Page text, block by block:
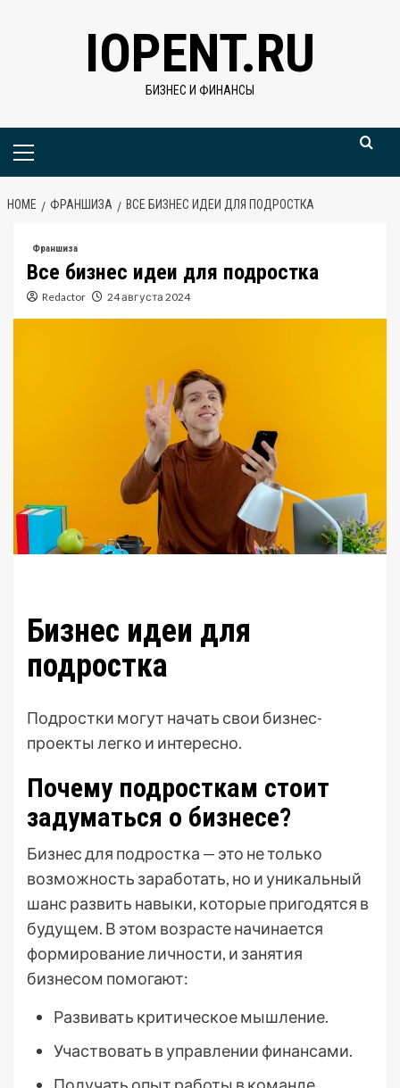
IOPENT.RU
БИЗНЕС И ФИНАНСЫ
Primary
HOME ФРАНШИЗА ВСЕ БИЗНЕС ИДЕИ ДЛЯ ПОДРОСТКА
Франшиза
Все бизнес идеи для подростка
Redactor 24 августа 2024
Бизнес идеи для
подростка
Подростки могут начать свои бизнес-
проекты легко и интересно.
Почему подросткам стоит
задуматься о бизнесе?
Бизнес для подростка — это не только
возможность заработать, но и уникальный
шанс развить навыки, которые пригодятся в
будущем. В этом возрасте начинается
формирование личности, и занятия
бизнесом помогают:
Развивать критическое мышление.
Участвовать в управлении финансами.